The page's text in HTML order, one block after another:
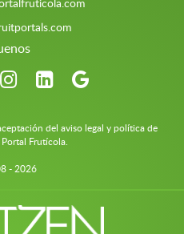
del aviso legal y política de
Frutícola.
- 2026